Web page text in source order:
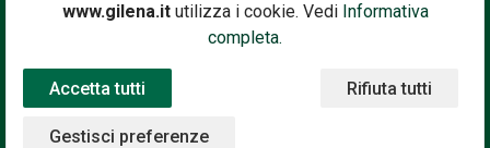
www.gilena.itutilizza i cookie. Vedi Informativa
completa.
Accetta tutti Rifiuta tutti
Gestisci preferenze
Iscriviti subito alla nostra newsletter. Riceverai prima di tutti le
novità, le offerte, i prossimi eventi...
Indirizzo Email
Iscriviti